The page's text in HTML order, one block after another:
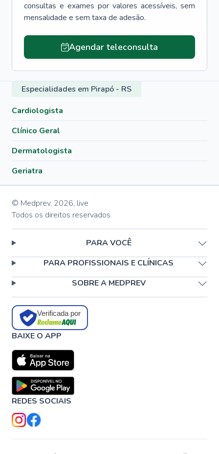
consultas e exames por valores acessíveis, sem
mensalidade e sem taxa de adesão.
Agendar teleconsulta
Especialidades em Pirapó - RS
Cardiologista
Clínico Geral
Dermatologista
Geriatra
© Medprev, 2026, live
Todos os direitos reservados
PARA VOCÊ
PARA PROFISSIONAIS E CLÍNICAS
SOBRE A MEDPREV
Verificada por
BAIXE O APP
REDES SOCIAIS